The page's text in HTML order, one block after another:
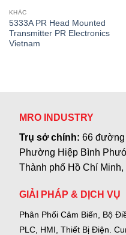
KHÁC
5333A PR Head Mounted
Transmitter PR Electronics
Vietnam
MRO INDUSTRY
Trụ sở chính:66 đường
Phường Hiệp Bình
Thành phố Hồ Chí Minh,
GIẢI PHÁP & DỊCH VỤ
Phân Phối Cảm Biến, Bộ
PLC, HMI, Thiết Bị Điện.